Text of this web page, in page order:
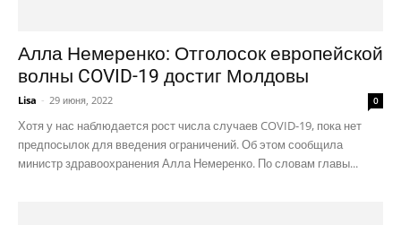
Алла Немеренко: Отголосок европейской
волны COVID-19 достиг Молдовы
Lisa - 29 июня, 2022 0
Хотя у нас наблюдается рост числа случаев COVID-19, пока нет
предпосылок для введения ограничений. Об этом сообщила
министр здравоохранения Алла Немеренко. По словам главы...